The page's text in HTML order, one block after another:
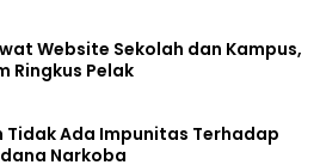
Website Sekolah dan Kampus,
Ringkus Pelak
Tidak Ada Impunitas Terhadap
Narkoba